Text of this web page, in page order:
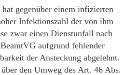
gegenüber einem infizierten
Infektionszahl der von ihm
zwar einen Dienstunfall nach
aufgrund fehlender
der Ansteckung abgelehnt.
den Umweg des Art. 46 Abs.